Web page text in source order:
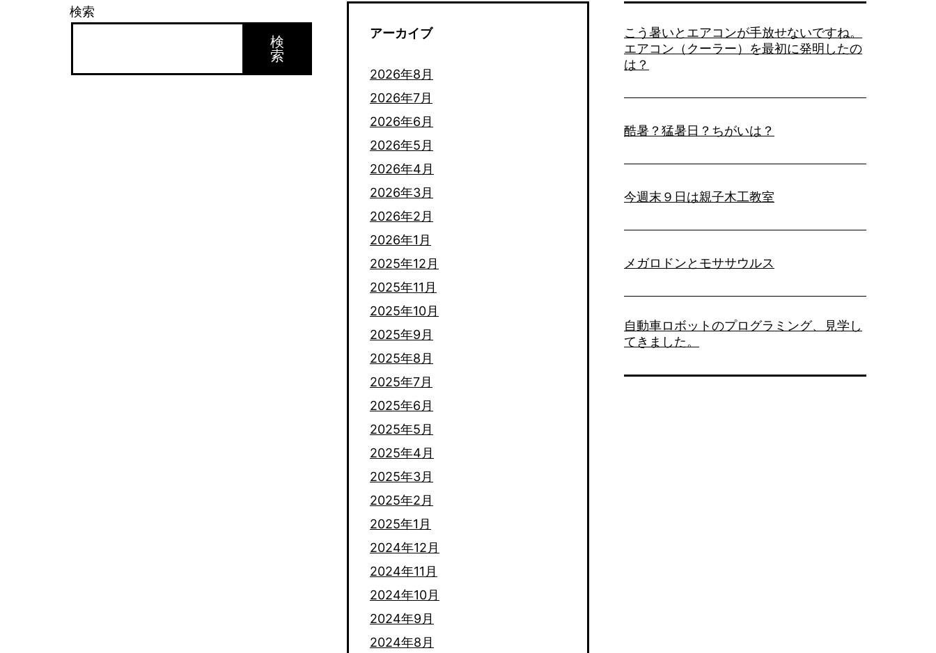
検索
検
索
アーカイブ
2026年8月
2026年7月
2026年6月
2026年5月
2026年4月
2026年3月
2026年2月
2026年1月
2025年12月
2025年11月
2025年10月
2025年9月
2025年8月
2025年7月
2025年6月
2025年5月
2025年4月
2025年3月
2025年2月
2025年1月
2024年12月
2024年11月
2024年10月
2024年9月
2024年8月
こう暑いとエアコンが手放せないですね。
エアコン（クーラー）を最初に発明したの
は？
酷暑？猛暑日？ちがいは？
今週末９日は親子木工教室
メガロドンとモササウルス
自動車ロボットのプログラミング、見学し
てきました。